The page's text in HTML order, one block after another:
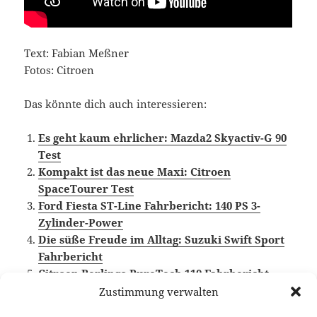
Zustimmung verwalten
Text: Fabian Meßner
Fotos: Citroen
Das könnte dich auch interessieren:
Es geht kaum ehrlicher: Mazda2 Skyactiv-G 90
Test
Kompakt ist das neue Maxi: Citroen
SpaceTourer Test
Ford Fiesta ST-Line Fahrbericht: 140 PS 3-
Zylinder-Power
Die süße Freude im Alltag: Suzuki Swift Sport
Fahrbericht
Citroen Berlingo PureTech 110 Fahrbericht